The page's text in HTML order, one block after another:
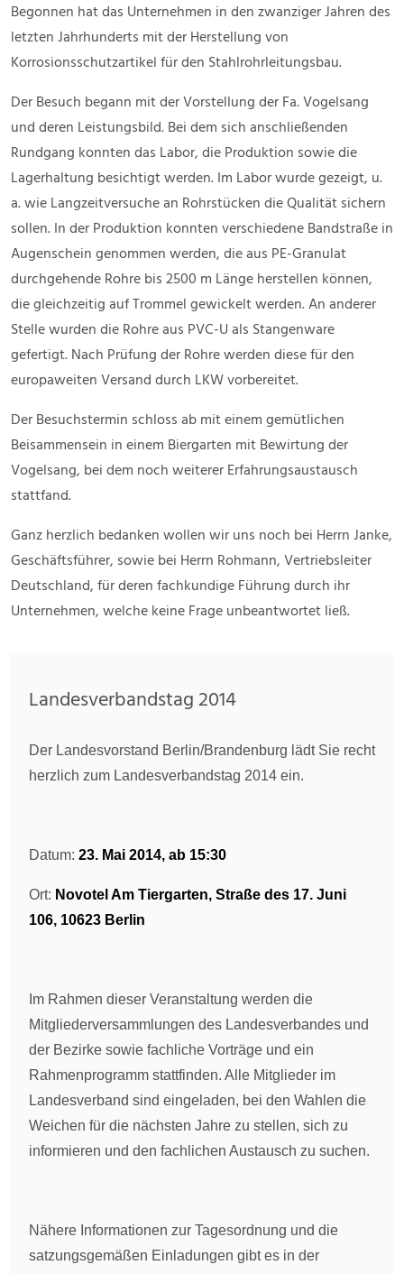
Begonnen hat das Unternehmen in den zwanziger Jahren des
letzten Jahrhunderts mit der Herstellung von
Korrosionsschutzartikel für den Stahlrohrleitungsbau.
Der Besuch begann mit der Vorstellung der Fa. Vogelsang
und deren Leistungsbild. Bei dem sich anschließenden
Rundgang konnten das Labor, die Produktion sowie die
Lagerhaltung besichtigt werden. Im Labor wurde gezeigt, u.
a. wie Langzeitversuche an Rohrstücken die Qualität sichern
sollen. In der Produktion konnten verschiedene Bandstraße in
Augenschein genommen werden, die aus PE-Granulat
durchgehende Rohre bis 2500 m Länge herstellen können,
die gleichzeitig auf Trommel gewickelt werden. An anderer
Stelle wurden die Rohre aus PVC-U als Stangenware
gefertigt. Nach Prüfung der Rohre werden diese für den
europaweiten Versand durch LKW vorbereitet.
Der Besuchstermin schloss ab mit einem gemütlichen
Beisammensein in einem Biergarten mit Bewirtung der
Vogelsang, bei dem noch weiterer Erfahrungsaustausch
stattfand.
Ganz herzlich bedanken wollen wir uns noch bei Herrn Janke,
Geschäftsführer, sowie bei Herrn Rohmann, Vertriebsleiter
Deutschland, für deren fachkundige Führung durch ihr
Unternehmen, welche keine Frage unbeantwortet ließ.
Landesverbandstag 2014
Der Landesvorstand Berlin/Brandenburg lädt Sie recht
herzlich zum Landesverbandstag 2014 ein.
Datum: 23. Mai 2014, ab 15:30
Ort: Novotel Am Tiergarten, Straße des 17. Juni
106, 10623 Berlin
Im Rahmen dieser Veranstaltung werden die
Mitgliederversammlungen des Landesverbandes und
der Bezirke sowie fachliche Vorträge und ein
Rahmenprogramm stattfinden. Alle Mitglieder im
Landesverband sind eingeladen, bei den Wahlen die
Weichen für die nächsten Jahre zu stellen, sich zu
informieren und den fachlichen Austausch zu suchen.
Nähere Informationen zur Tagesordnung und die
satzungsgemäßen Einladungen gibt es in der